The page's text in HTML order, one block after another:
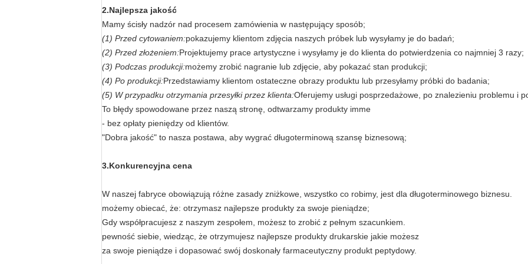
2.Najlepsza jakość
Mamy ścisły nadzór nad procesem zamówienia w następujący sposób;
(1) Przed cytowaniem:pokazujemy klientom zdjęcia naszych próbek lub wysyłamy je do badań;
(2) Przed złożeniem:Projektujemy prace artystyczne i wysyłamy je do klienta do potwierdzenia co najmniej 3 razy;
(3) Podczas produkcji:możemy zrobić nagranie lub zdjęcie, aby pokazać stan produkcji;
(4) Po produkcji:Przedstawiamy klientom ostateczne obrazy produktu lub przesyłamy próbki do badania;
(5) W przypadku otrzymania przesyłki przez klienta:Oferujemy usługi posprzedażowe, po znalezieniu problemu i
To błędy spowodowane przez naszą stronę, odtwarzamy produkty imme
- bez opłaty pieniędzy od klientów.
"Dobra jakość" to nasza postawa, aby wygrać długoterminową szansę biznesową;
3.Konkurencyjna cena
W naszej fabryce obowiązują różne zasady zniżkowe, wszystko co robimy, jest dla długoterminowego biznesu.
możemy obiecać, że: otrzymasz najlepsze produkty za swoje pieniądze;
Gdy współpracujesz z naszym zespołem, możesz to zrobić z pełnym szacunkiem.
pewność siebie, wiedząc, że otrzymujesz najlepsze produkty drukarskie jakie możesz
za swoje pieniądze i dopasować swój doskonały farmaceutyczny produkt peptydowy.